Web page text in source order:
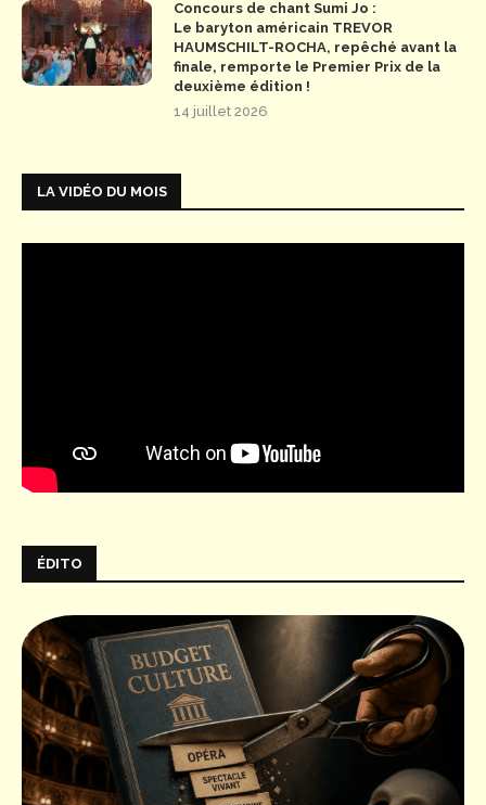
Concours de chant Sumi Jo :
Le baryton américain TREVOR
HAUMSCHILT-ROCHA, repêché avant la
finale, remporte le Premier Prix de la
deuxième édition !
14 juillet 2026
LA VIDÉO DU MOIS
ÉDITO